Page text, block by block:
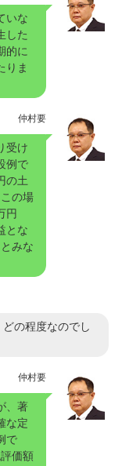
いな
した
的に
りま
仲村要
受け
例で
の土
の場
円
とな
みな
どの程度なのでし
仲村要
、著
な定
で
価額